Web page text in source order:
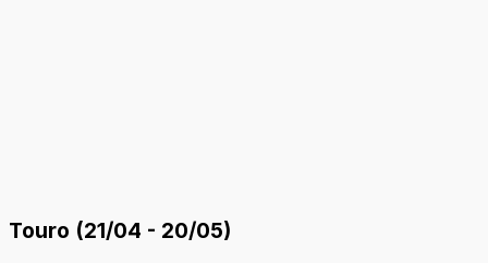
Touro (21/04 - 20/05)